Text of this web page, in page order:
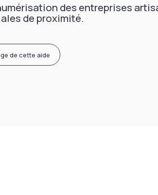
des entreprises
de proximité.
de cette aide